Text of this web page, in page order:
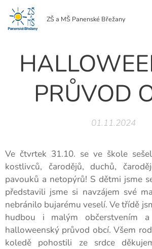
ZŠ a MŠ Panenské Břežany
PRŮVOD
01.11.2024
Ve čtvrtek 31.10. se ve škole
kostlivců, čarodějů, duchů,
pavouků a netopýrů! S dětmi jsme
představili jsme si navzájem své
nebránilo bujarému veselí. Ve třídě
hudbou i malým občerstvením
halloweenský průvod obcí. Všem
koledě pohostili ze srdce